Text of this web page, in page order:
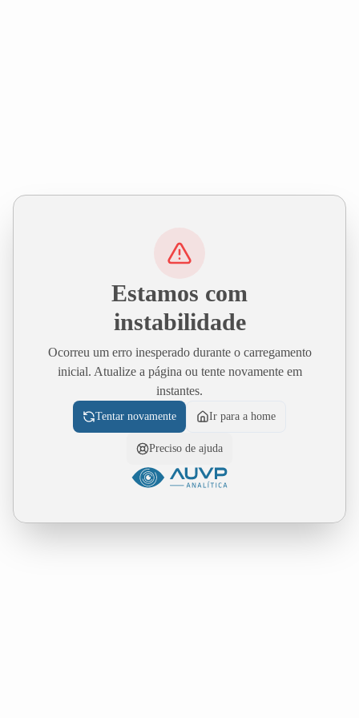
Estamos com
instabilidade
Ocorreu um erro inesperado durante o carregamento
inicial. Atualize a página ou tente novamente em
instantes.
Tentar novamente Ir para a home
Preciso de ajuda